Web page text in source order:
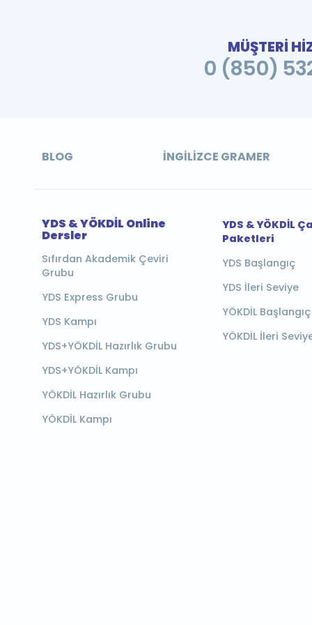
MÜŞTERİ
0 (850)
BLOG İNGILIZCE GRAMER
YDS & YÖKDİL Online
Dersler
Sıfırdan Akademik Çeviri
Grubu
YDS Express Grubu
YDS Kampı
YDS+YÖKDİL Hazırlık Grubu
YDS+YÖKDİL Kampı
YÖKDİL Hazırlık Grubu
YÖKDİL Kampı
YDS & YÖKDİL
Paketleri
YDS Başlangıç
YDS İleri Seviye
YÖKDİL Başlangıç
YÖKDİL İleri